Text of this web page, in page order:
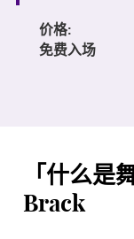
价格:
免费入场
「什么是
Brack